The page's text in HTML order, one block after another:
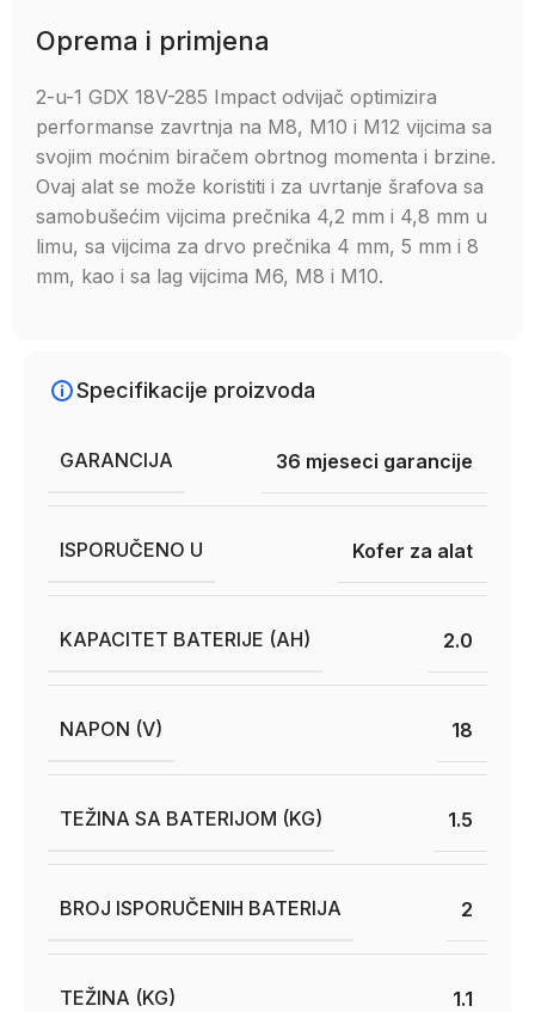
Oprema i primjena
2-u-1 GDX 18V-285 Impact odvijač optimizira
performanse zavrtnja na M8, M10 i M12 vijcima sa
svojim moćnim biračem obrtnog momenta i brzine.
Ovaj alat se može koristiti i za uvrtanje šrafova sa
samobušećim vijcima prečnika 4,2 mm i 4,8 mm u
limu, sa vijcima za drvo prečnika 4 mm, 5 mm i 8
mm, kao i sa lag vijcima M6, M8 i M10.
Specifikacije proizvoda
GARANCIJA 36 mjeseci garancije
ISPORUČENO U Kofer za alat
KAPACITET BATERIJE (AH) 2.0
NAPON (V) 18
TEŽINA SA BATERIJOM (KG) 1.5
BROJ ISPORUČENIH BATERIJA 2
TEŽINA (KG) 1.1